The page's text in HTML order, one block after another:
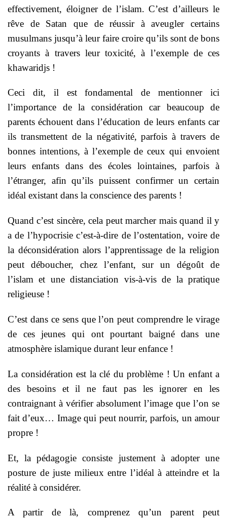
effectivement, éloigner de l’islam. C’est d’ailleurs le
rêve de Satan que de réussir à aveugler certains
musulmans jusqu’à leur faire croire qu’ils sont de bons
croyants à travers leur toxicité, à l’exemple de ces
khawaridjs !
Ceci dit, il est fondamental de mentionner ici
l’importance de la considération car beaucoup de
parents échouent dans l’éducation de leurs enfants car
ils transmettent de la négativité, parfois à travers de
bonnes intentions, à l’exemple de ceux qui envoient
leurs enfants dans des écoles lointaines, parfois à
l’étranger, afin qu’ils puissent confirmer un certain
idéal existant dans la conscience des parents !
Quand c’est sincère, cela peut marcher mais quand il y
a de l’hypocrisie c’est-à-dire de l’ostentation, voire de
la déconsidération alors l’apprentissage de la religion
peut déboucher, chez l’enfant, sur un dégoût de
l’islam et une distanciation vis-à-vis de la pratique
religieuse !
C’est dans ce sens que l’on peut comprendre le virage
de ces jeunes qui ont pourtant baigné dans une
atmosphère islamique durant leur enfance !
La considération est la clé du problème ! Un enfant a
des besoins et il ne faut pas les ignorer en les
contraignant à vérifier absolument l’image que l’on se
fait d’eux… Image qui peut nourrir, parfois, un amour
propre !
Et, la pédagogie consiste justement à adopter une
posture de juste milieux entre l’idéal à atteindre et la
réalité à considérer.
A partir de là, comprenez qu’un parent peut